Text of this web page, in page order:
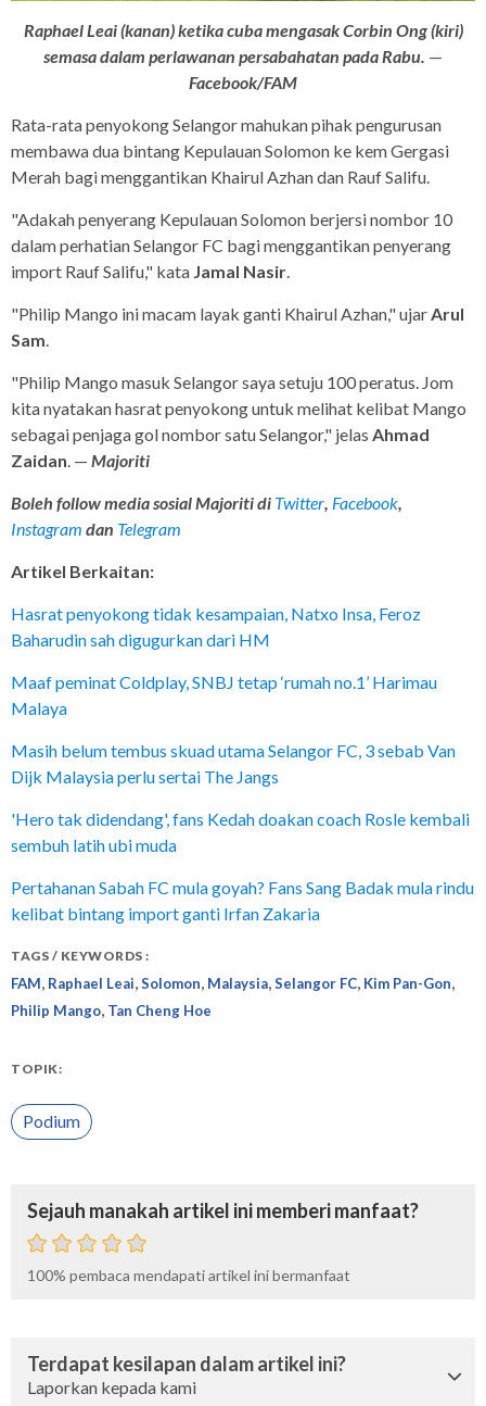
Raphael Leai (kanan) ketika cuba mengasak Corbin Ong (kiri)
semasa dalam perlawanan persabahatan pada Rabu. —
Facebook/FAM
Rata-rata penyokong Selangor mahukan pihak pengurusan
membawa dua bintang Kepulauan Solomon ke kem Gergasi
Merah bagi menggantikan Khairul Azhan dan Rauf Salifu.
"Adakah penyerang Kepulauan Solomon berjersi nombor 10
dalam perhatian Selangor FC bagi menggantikan penyerang
import Rauf Salifu," kata Jamal Nasir.
"Philip Mango ini macam layak ganti Khairul Azhan," ujarArul
Sam.
"Philip Mango masuk Selangor saya setuju 100 peratus. Jom
kita nyatakan hasrat penyokong untuk melihat kelibat Mango
sebagai penjaga gol nombor satu Selangor," jelas Ahmad
Zaidan. — Majoriti
Boleh follow media sosial Majoriti di Twitter, Facebook,
Instagram dan Telegram
Artikel Berkaitan:
Hasrat penyokong tidak kesampaian, Natxo Insa, Feroz
Baharudin sah digugurkan dari HM
Maaf peminat Coldplay, SNBJ tetap ‘rumah no.1’ Harimau
Malaya
Masih belum tembus skuad utama Selangor FC, 3 sebab Van
Dijk Malaysia perlu sertai The Jangs
'Hero tak didendang', fans Kedah doakan coach Rosle kembali
sembuh latih ubi muda
Pertahanan Sabah FC mula goyah? Fans Sang Badak mula rindu
kelibat bintang import ganti Irfan Zakaria
TAGS / KEYWORDS :
FAM, Raphael Leai,Solomon, Malaysia,Selangor FC, Kim Pan-Gon,
Philip Mango, Tan Cheng Hoe
TOPIK:
Podium
Sejauh manakah artikel ini memberi manfaat?
100% pembaca mendapati artikel ini bermanfaat
Terdapat kesilapan dalam artikel ini?
Laporkan kepada kami